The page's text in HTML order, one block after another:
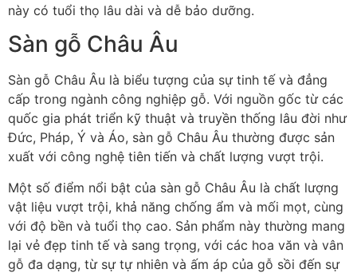
này có tuổi thọ lâu dài và dễ bảo dưỡng.
Sàn gỗ Châu Âu
Sàn gỗ Châu Âu là biểu tượng của sự tinh tế và đẳng
cấp trong ngành công nghiệp gỗ. Với nguồn gốc từ các
quốc gia phát triển kỹ thuật và truyền thống lâu đời như
Đức, Pháp, Ý và Áo, sàn gỗ Châu Âu thường được sản
xuất với công nghệ tiên tiến và chất lượng vượt trội.
Một số điểm nổi bật của sàn gỗ Châu Âu là chất lượng
vật liệu vượt trội, khả năng chống ẩm và mối mọt, cùng
với độ bền và tuổi thọ cao. Sản phẩm này thường mang
lại vẻ đẹp tinh tế và sang trọng, với các hoa văn và vân
gỗ đa dạng, từ sự tự nhiên và ấm áp của gỗ sồi đến sự